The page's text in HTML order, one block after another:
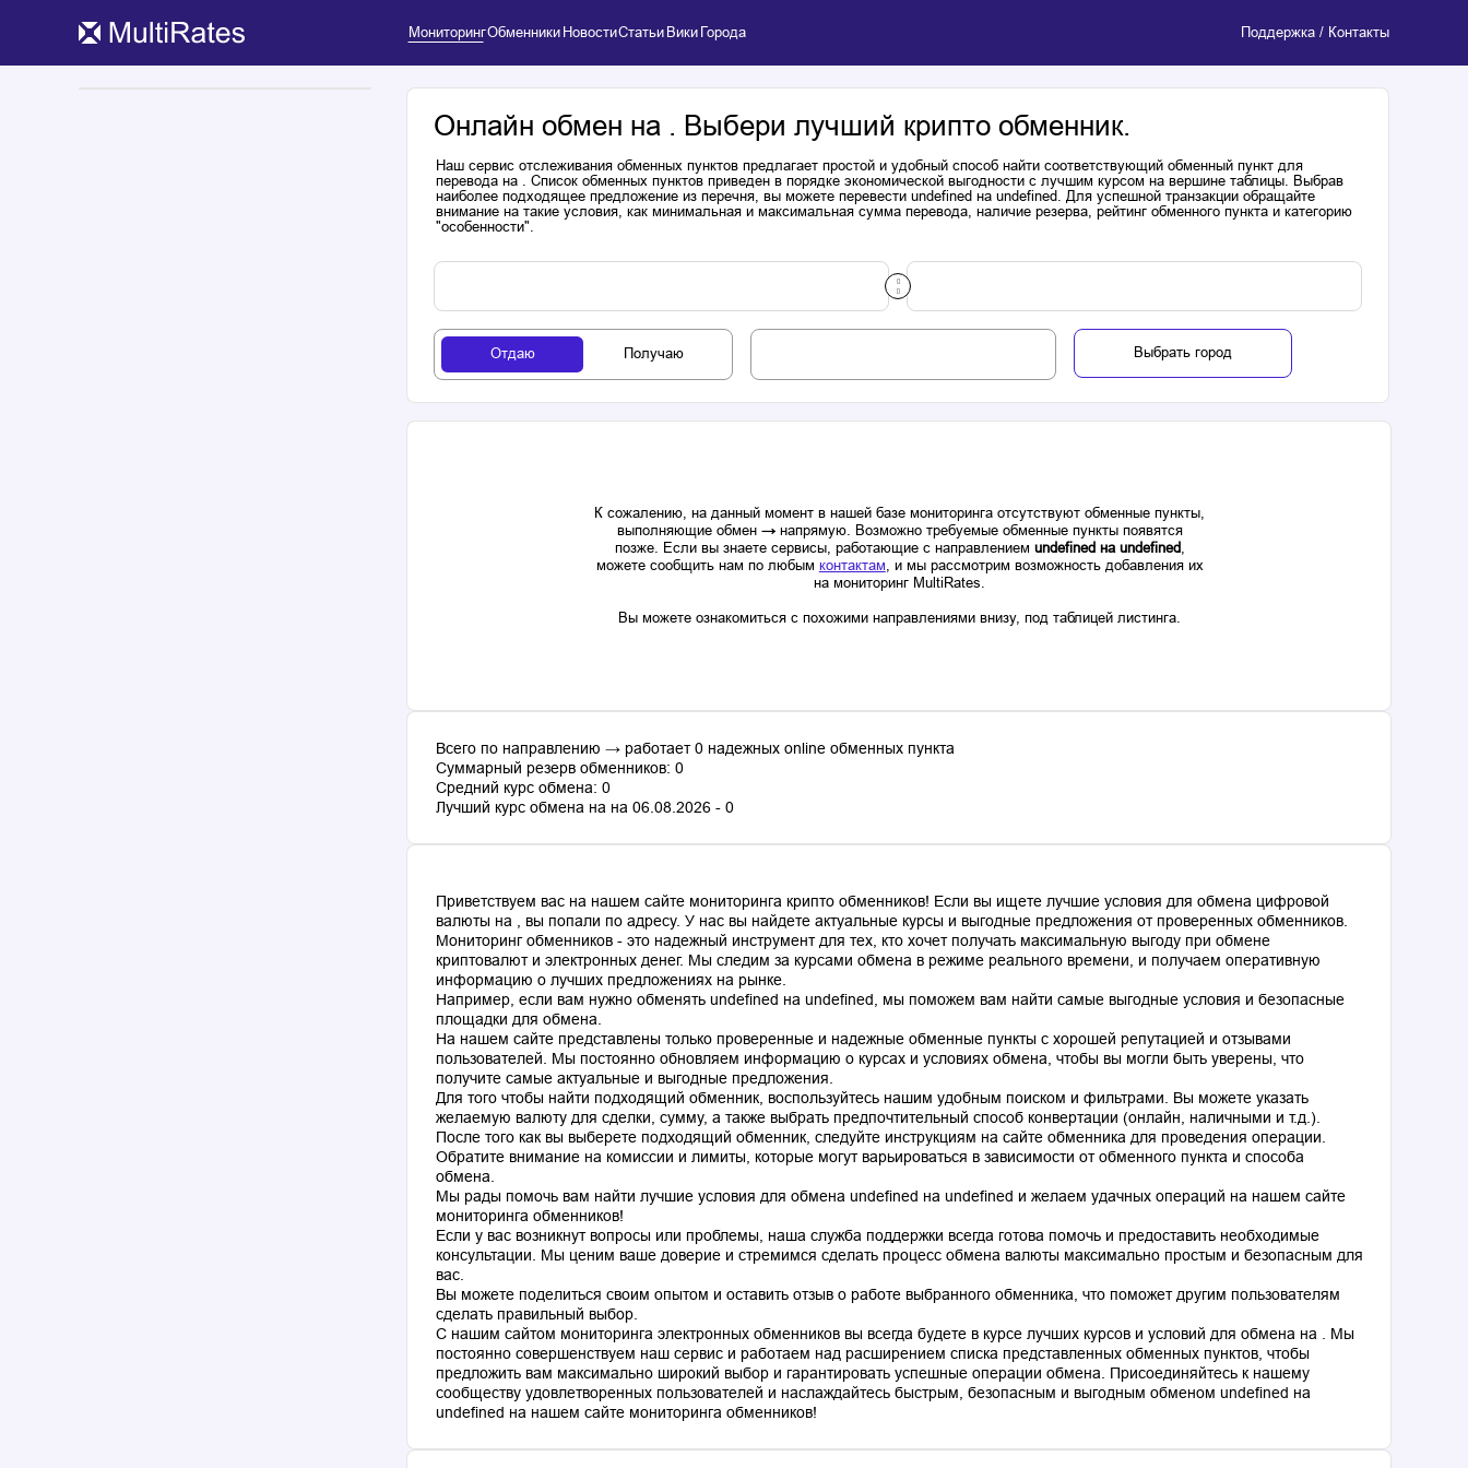
МониторингОбменники НовостиСтатьи Вики Города Поддержка / Контакты
Онлайн обмен на . Выбери лучший крипто обменник.
Наш сервис отслеживания обменных пунктов предлагает простой и удобный способ найти соответствующий обменный пункт для
перевода на . Список обменных пунктов приведен в порядке экономической выгодности с лучшим курсом на вершине таблицы. Выбрав
наиболее подходящее предложение из перечня, вы можете перевести undefined на undefined. Для успешной транзакции обращайте
внимание на такие условия, как минимальная и максимальная сумма перевода, наличие резерва, рейтинг обменного пункта и категорию
"особенности".
Отдаю Получаю Выбрать город
К сожалению, на данный момент в нашей базе мониторинга отсутствуют обменные пункты,
выполняющие обмен → напрямую. Возможно требуемые обменные пункты появятся
позже. Если вы знаете сервисы, работающие с направлением undefined на undefined,
можете сообщить нам по любым контактам, и мы рассмотрим возможность добавления их
на мониторинг MultiRates.
Вы можете ознакомиться с похожими направлениями внизу, под таблицей листинга.
Всего по направлению → работает 0 надежных online обменных пункта
Суммарный резерв обменников: 0
Средний курс обмена: 0
Лучший курс обмена на на 06.08.2026 - 0
Приветствуем вас на нашем сайте мониторинга крипто обменников! Если вы ищете лучшие условия для обмена цифровой
валюты на , вы попали по адресу. У нас вы найдете актуальные курсы и выгодные предложения от проверенных обменников.
Мониторинг обменников - это надежный инструмент для тех, кто хочет получать максимальную выгоду при обмене
криптовалют и электронных денег. Мы следим за курсами обмена в режиме реального времени, и получаем оперативную
информацию о лучших предложениях на рынке.
Например, если вам нужно обменять undefined на undefined, мы поможем вам найти самые выгодные условия и безопасные
площадки для обмена.
На нашем сайте представлены только проверенные и надежные обменные пункты с хорошей репутацией и отзывами
пользователей. Мы постоянно обновляем информацию о курсах и условиях обмена, чтобы вы могли быть уверены, что
получите самые актуальные и выгодные предложения.
Для того чтобы найти подходящий обменник, воспользуйтесь нашим удобным поиском и фильтрами. Вы можете указать
желаемую валюту для сделки, сумму, а также выбрать предпочтительный способ конвертации (онлайн, наличными и т.д.).
После того как вы выберете подходящий обменник, следуйте инструкциям на сайте обменника для проведения операции.
Обратите внимание на комиссии и лимиты, которые могут варьироваться в зависимости от обменного пункта и способа
обмена.
Мы рады помочь вам найти лучшие условия для обмена undefined на undefined и желаем удачных операций на нашем сайте
мониторинга обменников!
Если у вас возникнут вопросы или проблемы, наша служба поддержки всегда готова помочь и предоставить необходимые
консультации. Мы ценим ваше доверие и стремимся сделать процесс обмена валюты максимально простым и безопасным для
вас.
Вы можете поделиться своим опытом и оставить отзыв о работе выбранного обменника, что поможет другим пользователям
сделать правильный выбор.
С нашим сайтом мониторинга электронных обменников вы всегда будете в курсе лучших курсов и условий для обмена на . Мы
постоянно совершенствуем наш сервис и работаем над расширением списка представленных обменных пунктов, чтобы
предложить вам максимально широкий выбор и гарантировать успешные операции обмена. Присоединяйтесь к нашему
сообществу удовлетворенных пользователей и наслаждайтесь быстрым, безопасным и выгодным обменом undefined на